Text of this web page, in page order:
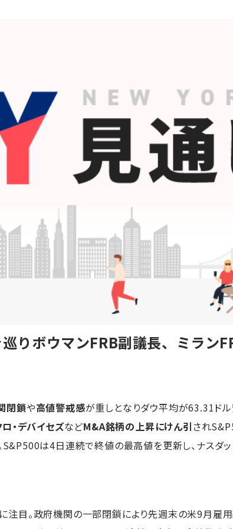
りボウマンFRB副議長、ミラン
閉鎖や高値警戒感が重しとなりダウ平均が63.31ド
・デバイセズなどM&A銘柄の上昇にけん引され
S&P500は4日連続で終値の最高値を更新し、ナスダ
目。政府機関の一部閉鎖により先週末の米9月雇